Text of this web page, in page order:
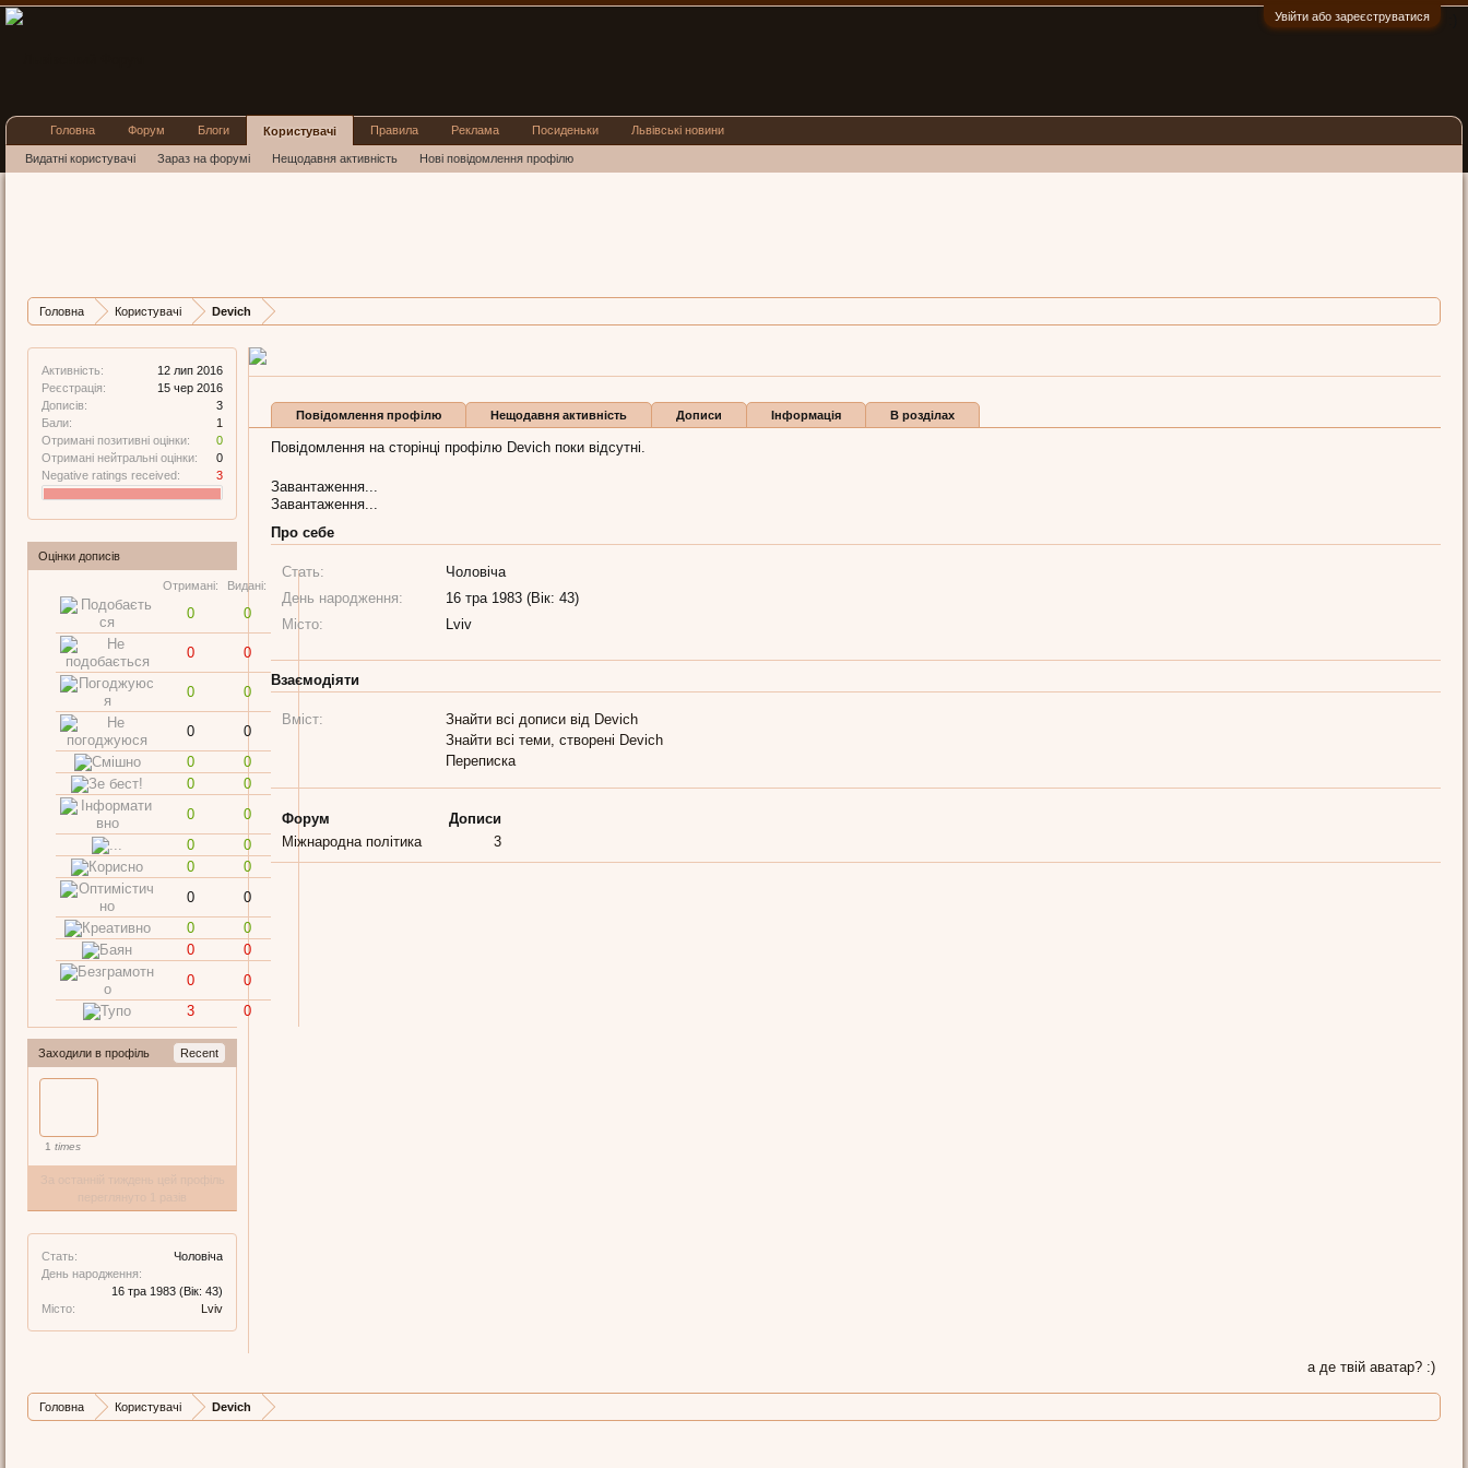
Увійти або зареєструватися
Головна Користувачі Devich
Активність:
12 лип 2016
Реєстрація:
15 чер 2016
Дописів:
3
Бали:
1
Отримані позитивні оцінки:
0
Отримані нейтральні оцінки:
0
Negative ratings received:
3
Оцінки дописів
Отримані: Видані:
0 0
0 0
0 0
0
0
0
0
0
0
0
0
0
0
0
0
0
0
0
0
0
0
0
0
3
0
Заходили в профіль Recent
1 times
Стать:
Чоловіча
День народження:
16 тра 1983 (Вік: 43)
Місто:
Lviv
Дописів
Карма Бали
Повідомлення профілю Нещодавня активність Дописи Інформація В розділах
Повідомлення на сторінці профілю Devich поки відсутні.
Завантаження...
Завантаження...
Про себе
Стать:
Чоловіча
День народження:
16 тра 1983 (Вік: 43)
Місто:
Lviv
Взаємодіяти
Вміст:
Знайти всі дописи від Devich
Знайти всі теми, створені Devich
Переписка
Форум
Дописи
Міжнародна політика
3
а де твій аватар? :)
Головна Користувачі Devich
Головна Форум Блоги Користувачі
Видатні користувачі Зараз на форумі Нещодавня активність Нові повідомлення профілю
Правила Реклама Посиденьки Львівські новини